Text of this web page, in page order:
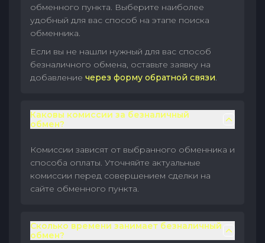
обменного пункта. Выберите наиболее
удобный для вас способ на этапе поиска
обменника.
Если вы не нашли нужный для вас способ
безналичного обмена, оставьте заявку на
добавление через форму обратной связи.
Каковы комиссии за безналичный
обмен?
Комиссии зависят от выбранного обменника и
способа оплаты. Уточняйте актуальные
комиссии перед совершением сделки на
сайте обменного пункта.
Сколько времени занимает безналичный
обмен?